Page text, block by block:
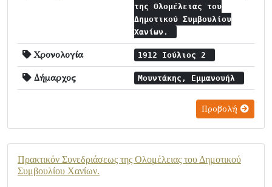
της Ολομέλειας του
Δημοτικού Συμβουλίου
Χανίων.
Χρονολογία 1912 Ιούλιος 2
Δήμαρχος Μουντάκης, Εμμανουήλ
Προβολή
Πρακτικόν Συνεδριάσεως της Ολομέλειας του Δημοτικού
Συμβουλίου Χανίων.